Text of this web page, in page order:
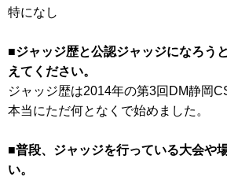
特になし
■ジャッジ歴と公認ジャッジになろう
えてください。
ジャッジ歴は2014年の第3回DM静岡
本当にただ何となくで始めました。
■普段、ジャッジを行っている大会や
い。